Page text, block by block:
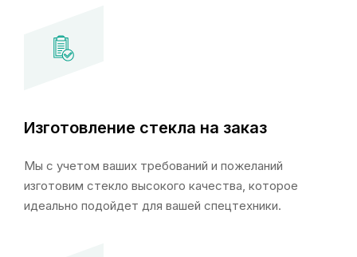
Изготовление стекла на заказ
Мы с учетом ваших требований и пожеланий
изготовим стекло высокого качества, которое
идеально подойдет для вашей спецтехники.